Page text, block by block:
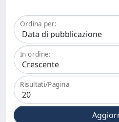
Ordina per:
In ordine:
Risultati/Pagina